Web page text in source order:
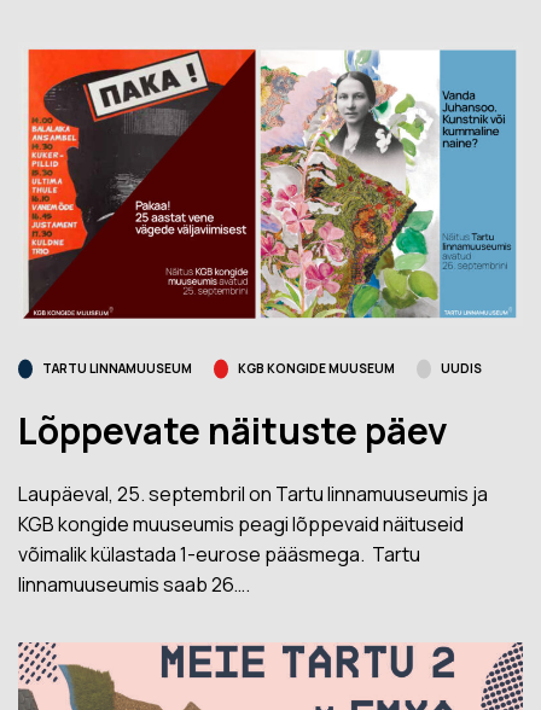
TARTU LINNAMUUSEUM KGB KONGIDE MUUSEUM UUDIS
Lõppevate näituste päev
Laupäeval, 25. septembril on Tartu linnamuuseumis ja
KGB kongide muuseumis peagi lõppevaid näituseid
võimalik külastada 1-eurose pääsmega. Tartu
linnamuuseumis saab 26….